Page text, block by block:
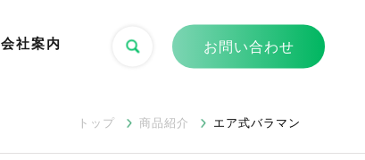
会社案内 お問い合わせ
トップ 商品紹介 エア式バラマン